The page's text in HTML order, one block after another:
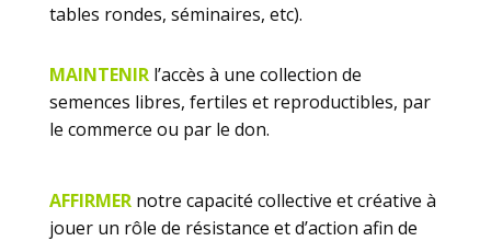
tables rondes, séminaires, etc).
MAINTENIRl’accès à une collection de
semences libres, fertiles et reproductibles, par
le commerce ou par le don.
AFFIRMERnotre capacité collective et créative à
jouer un rôle de résistance et d’action afin de